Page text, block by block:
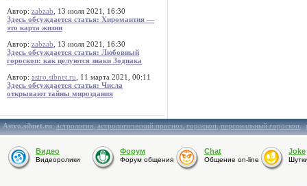
Автор: zabzab , 13 июля 2021, 16:30
Здесь обсуждается статья: Хиромантия —
это карта жизни
Автор: zabzab , 13 июля 2021, 16:30
Здесь обсуждается статья: Любовный
гороскоп: как целуются знаки Зодиака
Автор: astro.sibnet.ru , 11 марта 2021, 00:11
Здесь обсуждается статья: Числа
открывают тайны мироздания
Astro.sibnet.ru:астрология,астрологический прогноз,гороскоп,персональный гороскоп,
Видео
Видеоролики
Форум
Форум общения
Chat
Общение on-line
Joke